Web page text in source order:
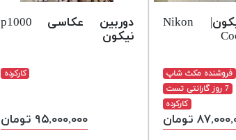
دوربین نیکون| Nikon
فروشنده مکث شاپ
7 روز گارانتی تست
کارکرده
تومان
دوربین عکاسی p1000
نیکون
کارکرده
۹۵,۰۰۰,۰۰۰ تومان